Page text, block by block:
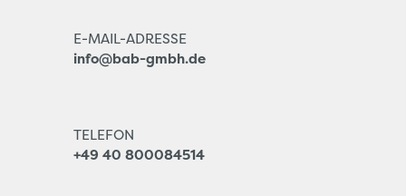
E-MAIL-ADRESSE
info@bab-gmbh.de
TELEFON
+49 40 800084514